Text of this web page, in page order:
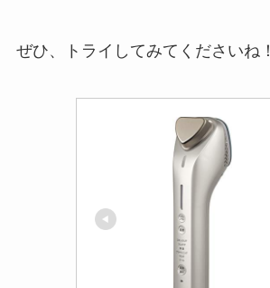
ぜひ、トライしてみてくださいね！